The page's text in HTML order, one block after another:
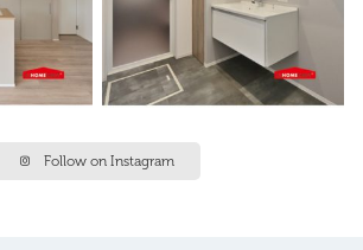
Follow on Instagram